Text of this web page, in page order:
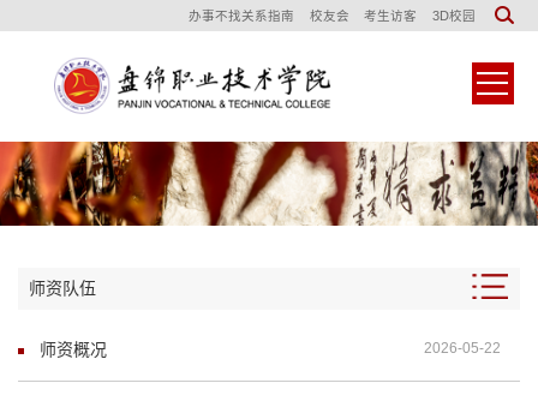
办事不找关系指南 校友会 考生访客 3D校园
师资队伍
师资概况 2026-05-22